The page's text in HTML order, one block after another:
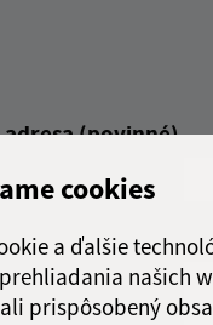
cookies
a ďalšie
našich
prispôsobený
adresa (povinné)